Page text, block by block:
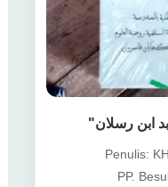
ابن رسلان"
Penulis:
PP.